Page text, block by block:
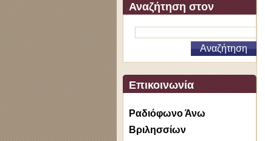
Αναζήτηση στον
ιστότοπο
Επικοινωνία
Ραδιόφωνο Άνω
Βριλησσίων